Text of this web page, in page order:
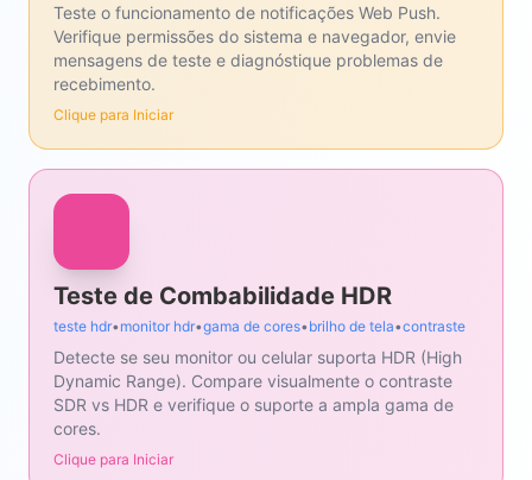
Teste o funcionamento de notificações Web Push.
Verifique permissões do sistema e navegador, envie
mensagens de teste e diagnóstique problemas de
recebimento.
Clique para Iniciar
Teste de Combabilidade HDR
teste hdr•monitor hdr•gama de cores•brilho de tela•contraste
Detecte se seu monitor ou celular suporta HDR (High
Dynamic Range). Compare visualmente o contraste
SDR vs HDR e verifique o suporte a ampla gama de
cores.
Clique para Iniciar